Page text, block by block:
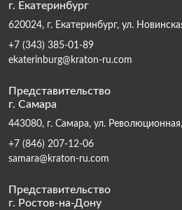
г. Екатеринбург
620024, г. Екатеринбург, ул.
+7 (343) 385-01-89
ekaterinburg@kraton-ru.com
Представительство
г. Самара
443080, г. Самара, ул.
+7 (846) 207-12-06
samara@kraton-ru.com
Представительство
г. Ростов-на-Дону